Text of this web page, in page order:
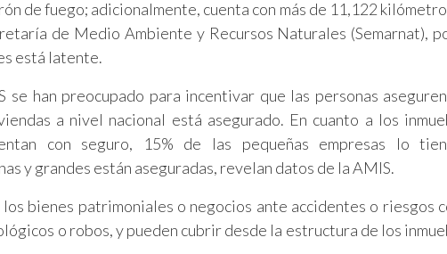
de fuego; adicionalmente, cuenta con más de 11,122
de Medio Ambiente y Recursos Naturales (Semarnat),
está latente.
han preocupado para incentivar que las personas
a nivel nacional está asegurado. En cuanto a los
con seguro, 15% de las pequeñas empresas lo
y grandes están aseguradas, revelan datos de la AMIS.
bienes patrimoniales o negocios ante accidentes o riesgos
o robos, y pueden cubrir desde la estructura de los